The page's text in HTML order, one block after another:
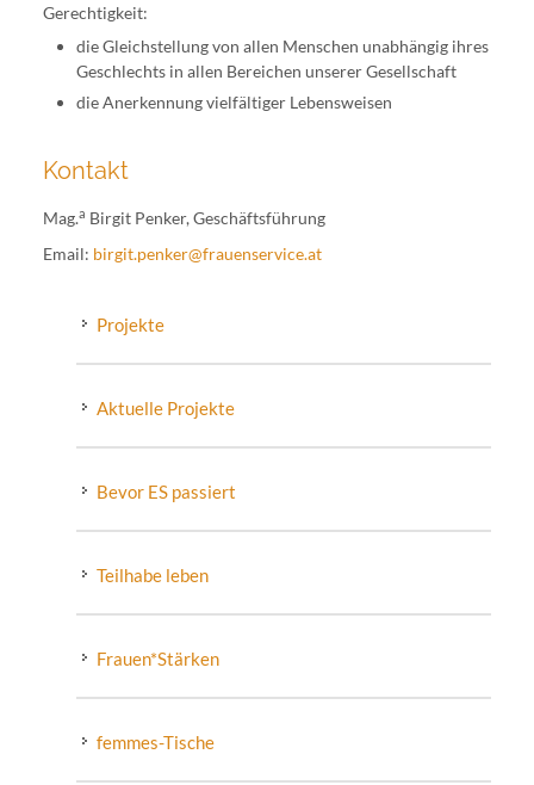
Gerechtigkeit:
die Gleichstellung von allen Menschen unabhängig ihres
Geschlechts in allen Bereichen unserer Gesellschaft
die Anerkennung vielfältiger Lebensweisen
Kontakt
Mag.a Birgit Penker, Geschäftsführung
Email: birgit.penker@frauenservice.at
Projekte
Aktuelle Projekte
Bevor ES passiert
Teilhabe leben
Frauen*Stärken
femmes-Tische